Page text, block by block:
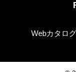
Webカタログ